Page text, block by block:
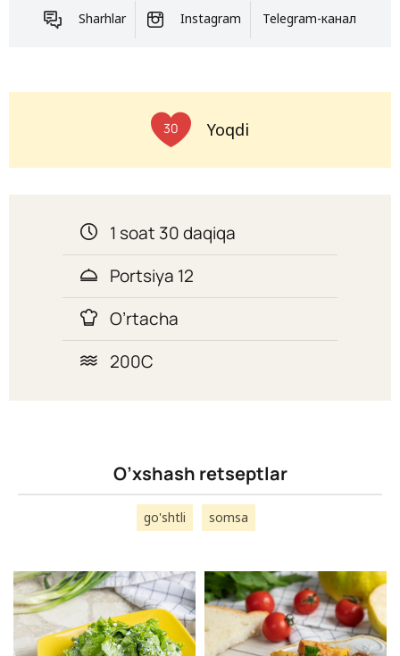
Sharhlar Instagram Telegram-канал
30 Yoqdi
1 soat 30 daqiqa
Portsiya 12
O’rtacha
200C
O’xshash retseptlar
go'shtli somsa